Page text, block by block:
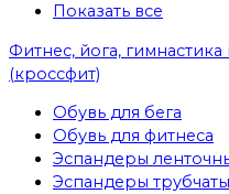
Показать все
Фитнес, йога,
(кроссфит)
Обувь для бега
Обувь для фитнеса
Эспандеры
Эспандеры